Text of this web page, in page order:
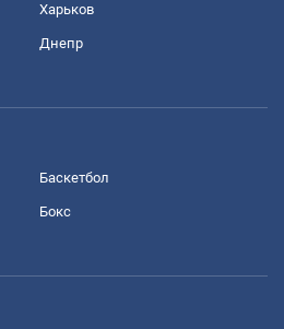
Харьков
Днепр
Баскетбол
Бокс